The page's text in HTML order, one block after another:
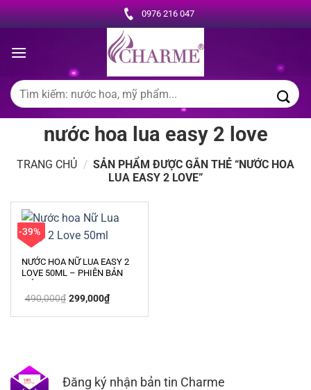
Chuyển
đến
dung
0976 216 047
Tìm
kiếm:
nước hoa lua easy 2 love
TRANG CHỦ / SẢN PHẨM ĐƯỢC GẮN THẺ “NƯỚC HOA
LUA EASY 2 LOVE”
-39%
NƯỚC HOA NỮ LUA EASY 2
LOVE 50ML – PHIÊN BẢN
490,000₫ Giá
gốc
299,000₫Giá
hiện
Đăng ký nhận bản tin Charme